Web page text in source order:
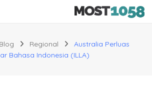
Blog Regional
Australia Perluas
Bahasa Indonesia (ILLA)